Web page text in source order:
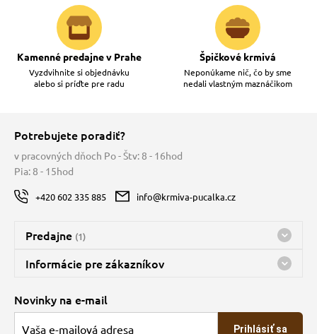
Kamenné predajne v Prahe
Vyzdvihnite si objednávku
alebo si príďte pre radu
Špičkové krmivá
Neponúkame nič, čo by sme
nedali vlastným maznáčikom
Potrebujete poradiť?
v pracovných dňoch Po - Štv: 8 - 16hod
Pia: 8 - 15hod
+420 602 335 885 info@krmiva-pucalka.cz
Predajne (1)
Predajňa a sklad Kbely
Informácie pre zákazníkov
O spoločnosti
Novinky na e-mail
Prihlásiť sa